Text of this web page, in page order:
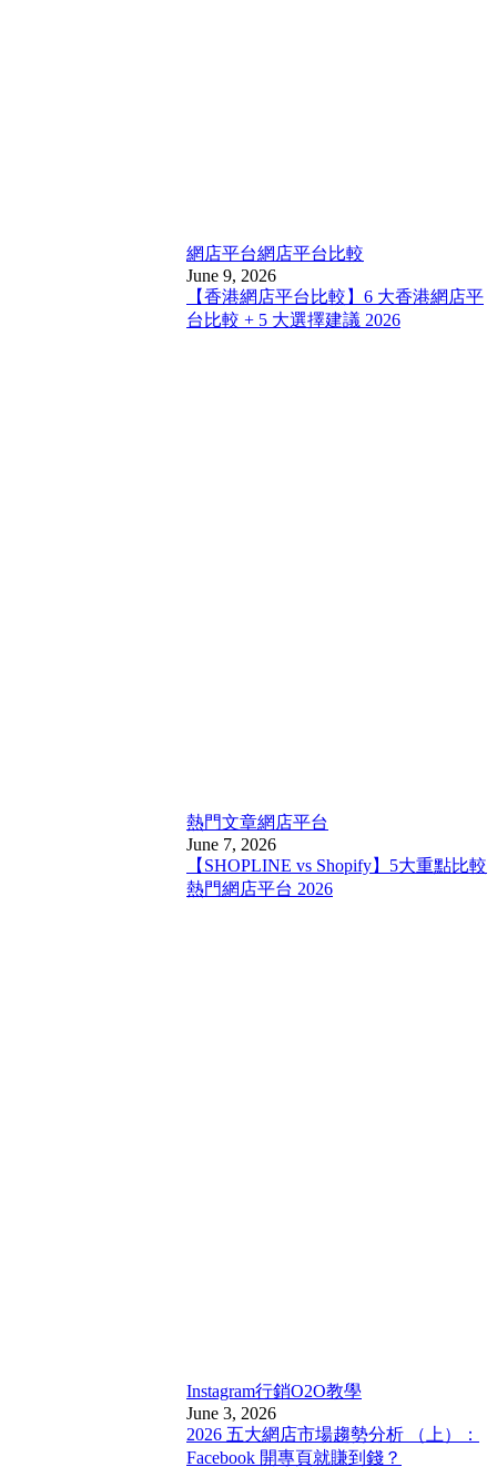
網店平台網店平台比較
June 9, 2026
【香港網店平台比較】6 大香港網店平
台比較 + 5 大選擇建議 2026
熱門文章網店平台
June 7, 2026
【SHOPLINE vs Shopify】5大重點比較
熱門網店平台 2026
Instagram行銷O2O教學
June 3, 2026
2026 五大網店市場趨勢分析 （上）：
Facebook 開專頁就賺到錢？